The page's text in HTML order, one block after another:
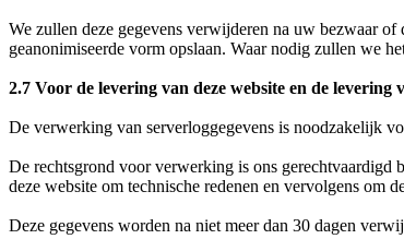
We zullen deze gegevens verwijderen na uw bezwaar
geanonimiseerde vorm opslaan. Waar nodig zullen we
2.7 Voor de levering van deze website en de levering
De verwerking van serverloggegevens is noodzakelijk
De rechtsgrond voor verwerking is ons gerechtvaardigd
deze website om technische redenen en vervolgens om
Deze gegevens worden na niet meer dan 30 dagen